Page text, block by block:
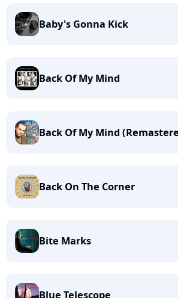
Baby's Gonna Kick
Back Of My Mind
Back Of My Mind
Back On The Corner
Bite Marks
Blue Telescope